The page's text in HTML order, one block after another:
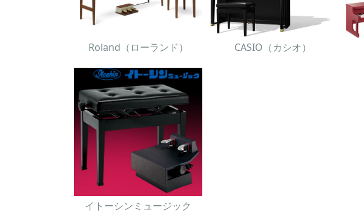
Roland（ローランド） CASIO（カシオ）
イトーシンミュージック